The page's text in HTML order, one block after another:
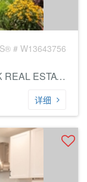
# W13643756
经纪公司: ROYAL LEPAGE BURLOAK REAL ESTATE SERVICES
详细